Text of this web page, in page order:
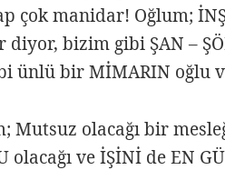
çok manidar! Oğlum;
bizim gibi ŞAN –
ünlü bir MİMARIN oğlu
Mutsuz olacağı bir
olacağı ve İŞİNİ de EN